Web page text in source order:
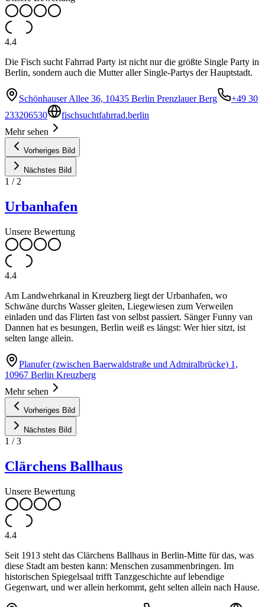
4.4
Die Fisch sucht Fahrrad Party ist nicht nur die größte Single Party in
Berlin, sondern auch die Mutter aller Single-Partys der Hauptstadt.
Schönhauser Allee 36, 10435 Berlin Prenzlauer Berg
+49 30
233206530
fischsuchtfahrrad.berlin
Mehr sehen
Vorheriges Bild
Nächstes Bild
1 / 2
Urbanhafen
Unsere Bewertung
4.4
Am Landwehrkanal in Kreuzberg liegt der Urbanhafen, wo
Schwäne durchs Wasser gleiten, Liegewiesen zum Verweilen
einladen und das Flirten fast von selbst passiert. Sänger Funny van
Dannen hat es besungen, Berlin weiß es längst: Wer hier sitzt, ist
selten lange allein.
Planufer (zwischen Baerwaldstraße und Admiralbrücke) 1,
10967 Berlin Kreuzberg
Mehr sehen
Vorheriges Bild
Nächstes Bild
1 /3
Clärchens Ballhaus
Unsere Bewertung
4.4
Seit 1913 steht das Clärchens Ballhaus in Berlin-Mitte für das, was
diese Stadt am besten kann: Menschen zusammenbringen. Im
historischen Spiegelsaal trifft Tanzgeschichte auf lebendige
Gegenwart, und wer allein herkommt, geht selten allein nach Hause.